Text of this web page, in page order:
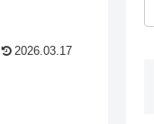
2026.03.17